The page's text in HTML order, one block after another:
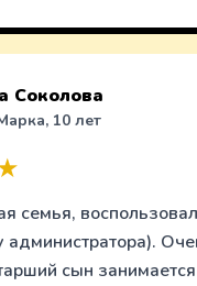
Соколова
10 лет
семья,
администратора).
сын